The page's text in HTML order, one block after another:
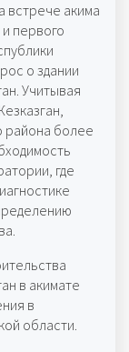
встрече акима
первого
о здании
Учитывая
района более
где
в акимате
в
области.